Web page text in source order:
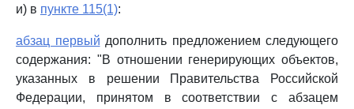
и) в пункте 115(1):
абзац первый дополнить предложением следующего
содержания: "В отношении генерирующих объектов,
указанных в решении Правительства Российской
Федерации, принятом в соответствии с абзацем